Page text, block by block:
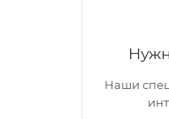
Наши